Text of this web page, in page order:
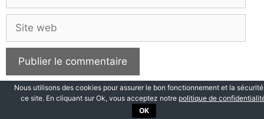
Site
web
Nous utilisons des cookies pour assurer le bon fonctionnement et la
ce site. En cliquant sur Ok, vous acceptez notre politique de
OK